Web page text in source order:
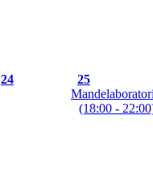
24
25
(18:00 -